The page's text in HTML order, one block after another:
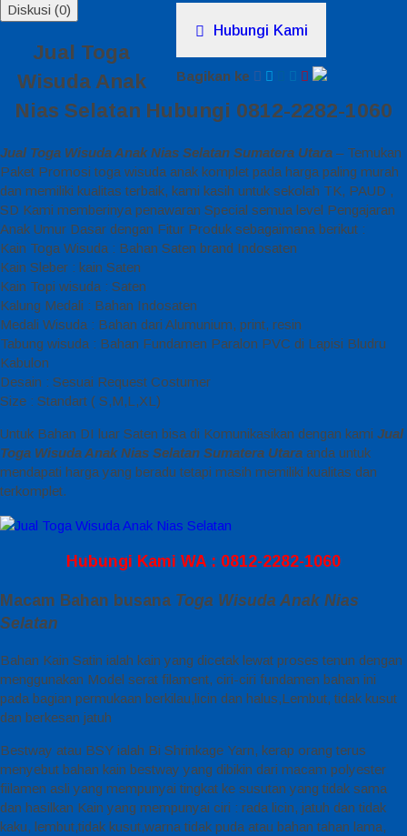
Hubungi Kami
Bagikan ke
Diskusi (0)
Jual Toga
Wisuda Anak
Nias Selatan Hubungi 0812-2282-1060
Jual Toga Wisuda Anak Nias Selatan Sumatera Utara – Temukan
Paket Promosi toga wisuda anak komplet pada harga paling murah
dan memiliki kualitas terbaik, kami kasih untuk sekolah TK, PAUD ,
SD Kami memberinya penawaran Special semua level Pengajaran
Anak Umur Dasar dengan Fitur Produk sebagaimana berikut :
Kain Toga Wisuda : Bahan Saten brand Indosaten
Kain Sleber : kain Saten
Kain Topi wisuda : Saten
Kalung Medali : Bahan Indosaten
Medali Wisuda : Bahan dari Alumunium, print, resin
Tabung wisuda : Bahan Fundamen Paralon PVC di Lapisi Bludru
Kabulon
Desain : Sesuai Request Costumer
Size : Standart ( S,M,L,XL)
Untuk Bahan DI luar Saten bisa di Komunikasikan dengan kami Jual
Toga Wisuda Anak Nias Selatan Sumatera Utara anda untuk
mendapati harga yang beradu tetapi masih memiliki kualitas dan
terkomplet.
Hubungi Kami WA : 0812-2282-1060
Macam Bahan busana Toga Wisuda Anak Nias
Selatan
Bahan Kain Satin ialah kain yang dicetak lewat proses tenun dengan
menggunakan Model serat filament, ciri-ciri fundamen bahan ini
pada bagian permukaan berkilau,licin dan halus,Lembut, tidak kusut
dan berkesan jatuh
Bestway atau BSY ialah Bi Shrinkage Yarn, kerap orang terus
menyebut bahan kain bestway yang dibikin dari macam polyester
fiilamen asli yang mempunyai tingkat ke susutan yang tidak sama
dan hasilkan Kain yang mempunyai ciri : rada licin, jatuh dan tidak
kaku, lembut,tidak kusut,warna tidak puda atau bahan tahan lama,